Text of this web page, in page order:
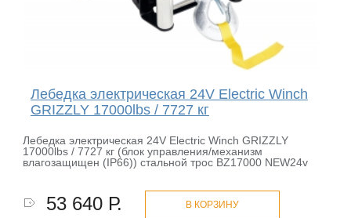
Лебедка электрическая 24V Electric Winch
GRIZZLY 17000lbs / 7727 кг
Лебедка электрическая 24V Electric Winch GRIZZLY
17000lbs / 7727 кг (блок управления/механизм
влагозащищен (IP66)) стальной трос BZ17000 NEW24v
53 640 Р. В КОРЗИНУ